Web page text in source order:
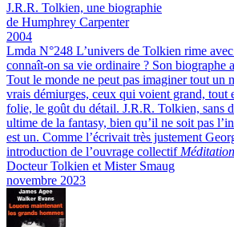
J.R.R. Tolkien, une biographie
de Humphrey Carpenter
2004
Lmda N°248 L’univers de Tolkien rime
connaît-on sa vie ordinaire ? Son biographe
Tout le monde ne peut pas imaginer tout un
vrais démiurges, ceux qui voient grand, tout
folie, le goût du détail. J.R.R. Tolkien, sans
ultime de la fantasy, bien qu’il ne soit pas
est un. Comme l’écrivait très justement
introduction de l’ouvrage collectif
Docteur Tolkien et Mister Smaug
novembre 2023